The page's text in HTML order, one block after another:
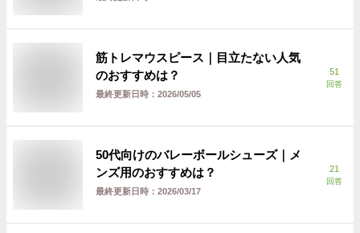
筋トレマウスピース｜目立たない人気
のおすすめは？
最終更新日時： 2026/05/05
51
回答
50代向けのバレーボールシューズ｜メ
ンズ用のおすすめは？
最終更新日時： 2026/03/17
21
回答